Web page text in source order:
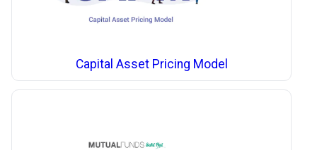
Capital Asset Pricing Model